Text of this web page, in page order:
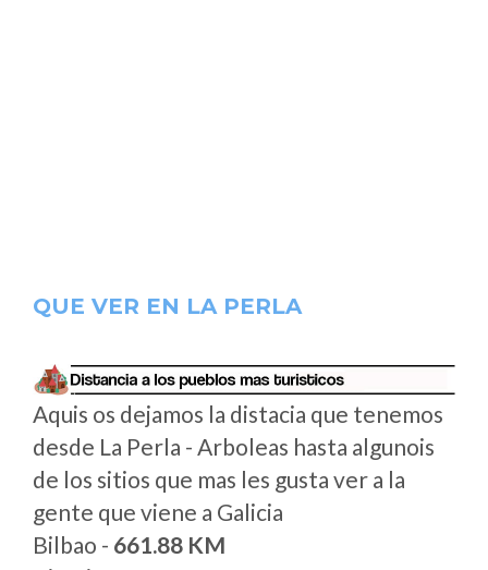
QUE VER EN LA PERLA
Aquis os dejamos la distacia que tenemos
desde La Perla - Arboleas hasta algunois
de los sitios que mas les gusta ver a la
gente que viene a Galicia
Bilbao - 661.88 KM